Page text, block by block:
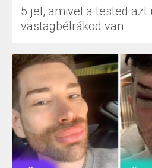
5 jel, amivel a tested azt
vastagbélrákod van